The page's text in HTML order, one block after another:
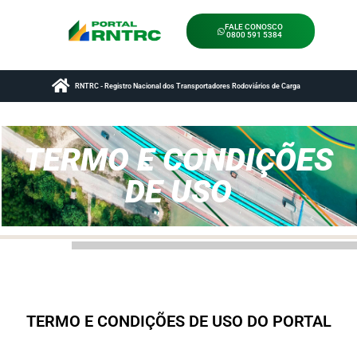
FALE CONOSCO
0800 591 5384
RNTRC - Registro Nacional dos Transportadores Rodoviários de Carga
TERMO E CONDIÇÕES
DE USO
TERMO E CONDIÇÕES DE USO DO PORTAL